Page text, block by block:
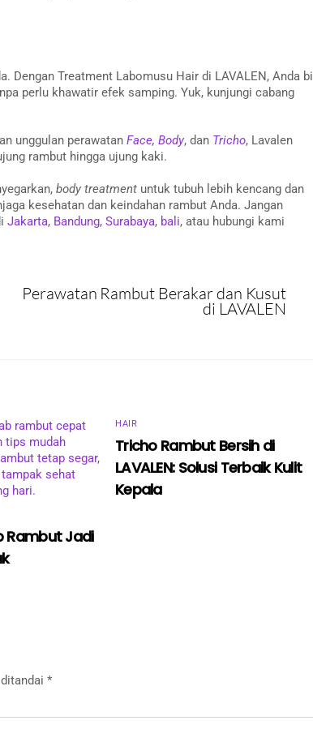
Dengan Treatment Labomusu Hair di LAVALEN, Anda
perlu khawatir efek samping. Yuk, kunjungi cabang
unggulan perawatan Face, Body, dan Tricho, Lavalen
rambut hingga ujung kaki.
body treatment untuk tubuh lebih kencang dan
kesehatan dan keindahan rambut Anda. Jangan
Jakarta, Bandung, Surabaya, bali, atau hubungi kami
Perawatan Rambut Berakar dan Kusut
di LAVALEN
Rambut Jadi
HAIR
Tricho Rambut Bersih di
LAVALEN: Solusi Terbaik Kulit
Kepala
*